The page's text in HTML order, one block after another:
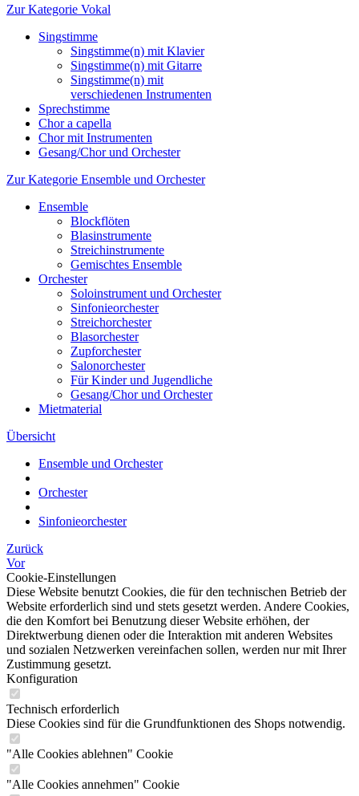
Zur Kategorie Vokal
Singstimme
Singstimme(n) mit Klavier
Singstimme(n) mit Gitarre
Singstimme(n) mit
verschiedenen Instrumenten
Sprechstimme
Chor a capella
Chor mit Instrumenten
Gesang/Chor und Orchester
Zur Kategorie Ensemble und Orchester
Ensemble
Blockflöten
Blasinstrumente
Streichinstrumente
Gemischtes Ensemble
Orchester
Soloinstrument und Orchester
Sinfonieorchester
Streichorchester
Blasorchester
Zupforchester
Salonorchester
Für Kinder und Jugendliche
Gesang/Chor und Orchester
Mietmaterial
Übersicht
Ensemble und Orchester
Orchester
Sinfonieorchester
Zurück
Vor
Cookie-Einstellungen
Diese Website benutzt Cookies, die für den technischen Betrieb der
Website erforderlich sind und stets gesetzt werden. Andere Cookies,
die den Komfort bei Benutzung dieser Website erhöhen, der
Direktwerbung dienen oder die Interaktion mit anderen Websites
und sozialen Netzwerken vereinfachen sollen, werden nur mit Ihrer
Zustimmung gesetzt.
Konfiguration
Technisch erforderlich
Diese Cookies sind für die Grundfunktionen des Shops notwendig.
"Alle Cookies ablehnen" Cookie
"Alle Cookies annehmen" Cookie